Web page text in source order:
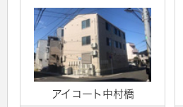
アイコート中村橋